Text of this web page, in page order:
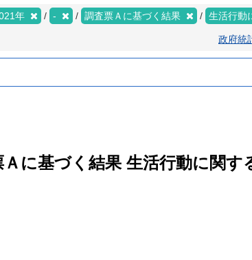
年 - 調査票Ａに基づく結果 生活行動
政府統
に基づく結果 生活行動に関す